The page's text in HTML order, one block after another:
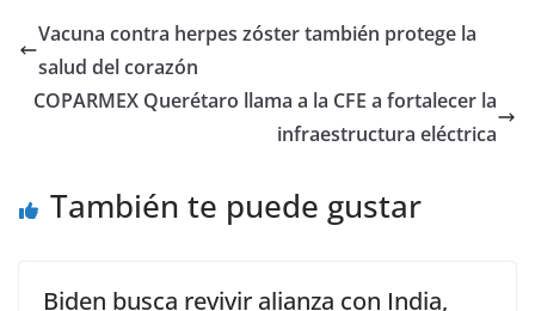
e
b
o
er l s
p
y
n
k
gr
m
e
Vacuna contra herpes zóster también protege la
salud del corazón
COPARMEX Querétaro llama a la CFE a fortalecer la
infraestructura eléctrica
También te puede gustar
Biden busca revivir alianza con India,